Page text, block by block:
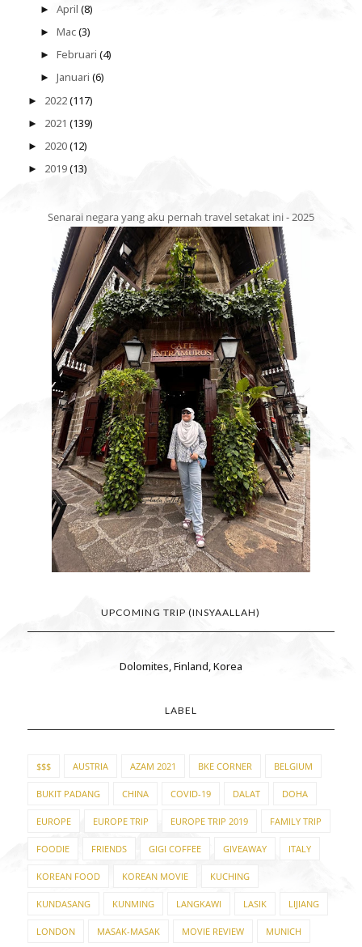
►April(8)
►Mac(3)
►Februari(4)
►Januari(6)
► 2022(117)
► 2021 (139)
► 2020(12)
► 2019(13)
Senarai negara yang aku pernah travel setakat ini - 2025
UPCOMING TRIP (INSYAALLAH)
Dolomites, Finland, Korea
LABEL
$$$ AUSTRIA AZAM 2021 BKE CORNER BELGIUM
BUKIT PADANG CHINA COVID-19 DALAT DOHA
EUROPE EUROPE TRIP EUROPE TRIP 2019 FAMILY TRIP
FOODIE FRIENDS GIGI COFFEE GIVEAWAY ITALY
KOREAN FOOD KOREAN MOVIE KUCHING
KUNDASANG KUNMING LANGKAWI LASIK LIJIANG
LONDON MASAK-MASAK MOVIE REVIEW MUNICH